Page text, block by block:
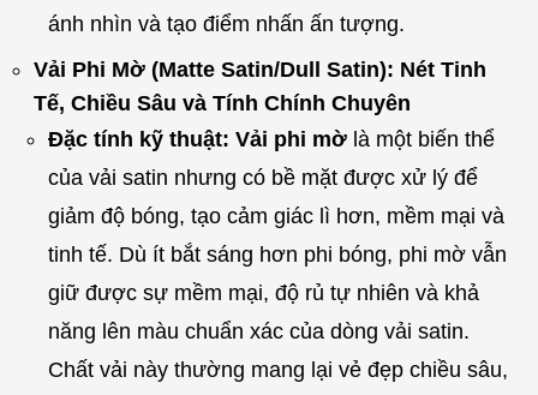
ánh nhìn và tạo điểm nhấn ấn tượng.
Vải Phi Mờ (Matte Satin/Dull Satin): Nét Tinh
Tế, Chiều Sâu và Tính Chính Chuyên
Đặc tính kỹ thuật: Vải phi mờlà một biến thể
của vải satin nhưng có bề mặt được xử lý để
giảm độ bóng, tạo cảm giác lì hơn, mềm mại và
tinh tế. Dù ít bắt sáng hơn phi bóng, phi mờ vẫn
giữ được sự mềm mại, độ rủ tự nhiên và khả
năng lên màu chuẩn xác của dòng vải satin.
Chất vải này thường mang lại vẻ đẹp chiều sâu,